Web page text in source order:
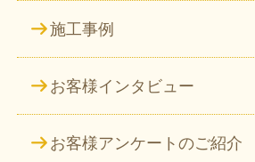
施工事例
お客様インタビュー
お客様アンケートのご紹介